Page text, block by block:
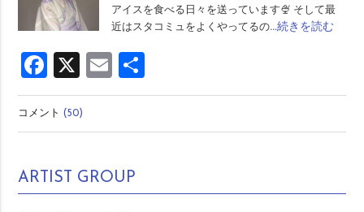
アイスを食べる日々を送っています🍨 そして最
近はスタコミュをよくやってるの…続きを読む
Facebook
X Email
有
コメント(50)
ARTIST GROUP